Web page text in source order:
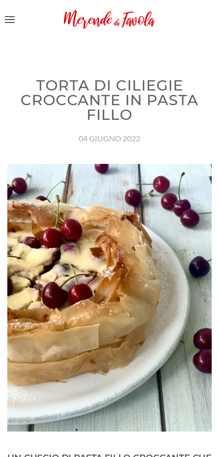
TORTA DI CILIEGIE
CROCCANTE IN PASTA
FILLO
04 GIUGNO 2022